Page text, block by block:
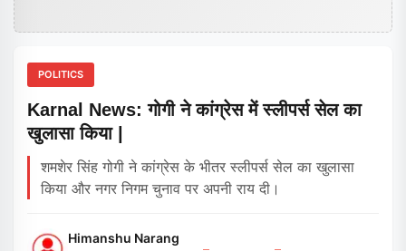
POLITICS
Karnal News: गोगी ने कांग्रेस में स्लीपर्स सेल का
खुलासा किया |
शमशेर सिंह गोगी ने कांग्रेस के भीतर स्लीपर्स सेल का खुलासा
किया और नगर निगम चुनाव पर अपनी राय दी।
Himanshu Narang